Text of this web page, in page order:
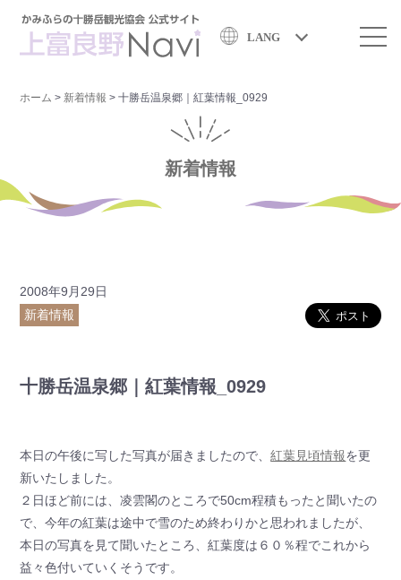
LANG
ホーム > 新着情報 >十勝岳温泉郷｜紅葉情報_0929
新着情報
2008年9月29日
新着情報
十勝岳温泉郷｜紅葉情報_0929
本日の午後に写した写真が届きましたので、紅葉見頃情報を更
新いたしました。
２日ほど前には、凌雲閣のところで50cm程積もったと聞いたの
で、今年の紅葉は途中で雪のため終わりかと思われましたが、
本日の写真を見て聞いたところ、紅葉度は６０％程でこれから
益々色付いていくそうです。